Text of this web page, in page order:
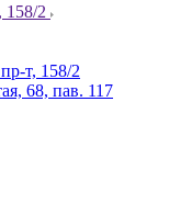
158/2
т, 158/2
68, пав. 117